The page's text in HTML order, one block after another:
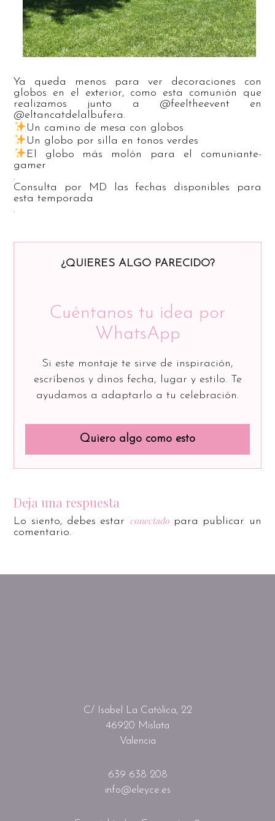
Ya queda menos para ver decoraciones con
globos en el exterior, como esta comunión que
realizamos junto a @feeltheevent en
@eltancatdelalbufera.
Un camino de mesa con globos
Un globo por silla en tonos verdes
El globo más molón para el comuniante-
gamer
.
Consulta por MD las fechas disponibles para
esta temporada
.
¿QUIERES ALGO PARECIDO?
Cuéntanos tu idea por
WhatsApp
Si este montaje te sirve de inspiración,
escríbenos y dinos fecha, lugar y estilo. Te
ayudamos a adaptarlo a tu celebración.
Quiero algo como esto
Deja una respuesta
Lo siento, debes estar conectadopara publicar un
comentario.
C/ Isabel La Católica, 22
46920 Mislata
Valencia
639 638 208
info@eleyce.es